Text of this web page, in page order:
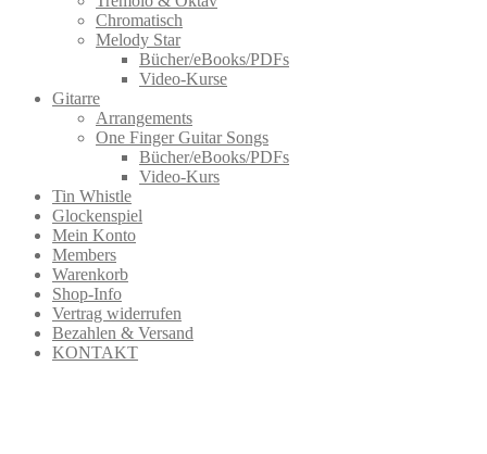
Chromatisch
Melody Star
Bücher/eBooks/PDFs
Video-Kurse
Gitarre
Arrangements
One Finger Guitar Songs
Bücher/eBooks/PDFs
Video-Kurs
Tin Whistle
Glockenspiel
Mein Konto
Members
Warenkorb
Shop-Info
Vertrag widerrufen
Bezahlen & Versand
KONTAKT